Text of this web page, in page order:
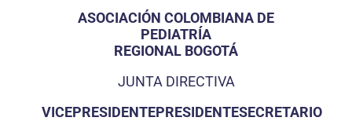
ASOCIACIÓN COLOMBIANA DE
PEDIATRÍA
REGIONAL BOGOTÁ
JUNTA DIRECTIVA
VICEPRESIDENTEPRESIDENTESECRETARIO